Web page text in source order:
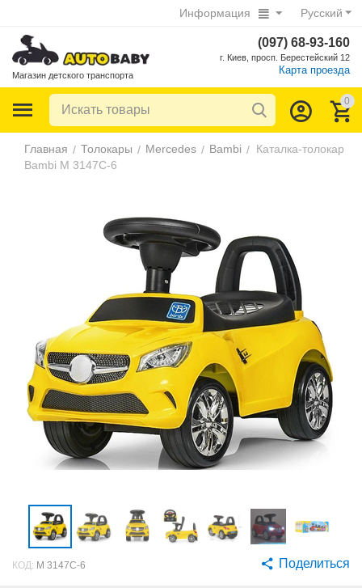
Русский
Информация
Магазин детского транспорта
(097) 68-93-160
г. Киев, просп. Берестейский 12
Карта проезда
0
Главная / Толокары / Mercedes / Bambi / Каталка-толокар
Bambi M 3147C-6
КОД: M 3147C-6 Поделиться